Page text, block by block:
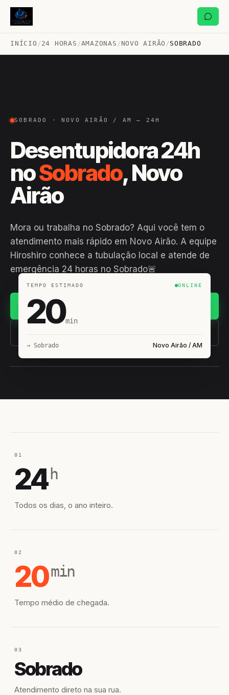
INÍCIO /24 HORAS /AMAZONAS /NOVO AIRÃO /SOBRADO
SOBRADO · NOVO AIRÃO / AM — 24H
Desentupidora 24h
noSobrado, Novo
Airão
Mora ou trabalha no Sobrado? Aqui você tem o
atendimento mais rápido em Novo Airão. A equipe
Hiroshiro conhece a tubulação local e atende de
emergência 24 horas no Sobrado🚨
(11) 93407-8838
TEMPO ESTIMADO ONLINE
20min
→ Sobrado Novo Airão / AM
01
24 h
Todos os dias, o ano inteiro.
02
20min
Tempo médio de chegada.
03
Sobrado
Atendimento direto na sua rua.